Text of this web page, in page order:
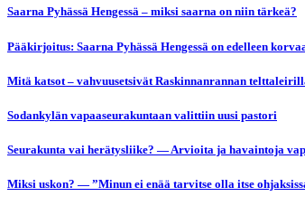
Saarna Pyhässä Hengessä – miksi saarna on niin tärkeä?
Pääkirjoitus: Saarna Pyhässä Hengessä on edelleen
Mitä katsot – vahvuusetsivät Raskinnanrannan
Sodankylän vapaaseurakuntaan valittiin uusi pastori
Seurakunta vai herätysliike? — Arvioita ja havaintoja
Miksi uskon? — ”Minun ei enää tarvitse olla itse